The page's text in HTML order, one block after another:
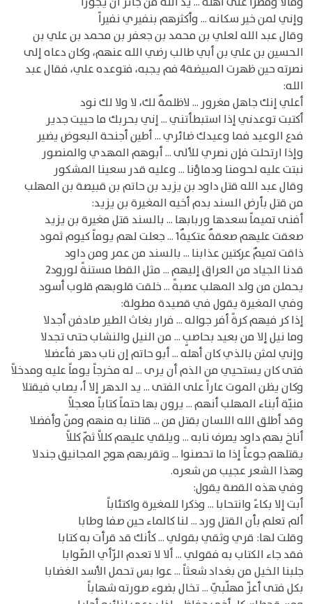
وإني لمن خير سكانه ... وأكثرهم بنفيري نفيراً
وقال عبد الله لعلي بن محمد بن جعفر بن محمد بن علي بن
الحسين بن علي بن أبي طالب رضي الله عنهم، وكان دعاه إلى
نصرته حين ظهرت المبيضة4 فم يجبه، فتوعده علي، فقال عبد
الله:
أعلي إنك جاهل مغرور ... لاظلمةٌ لك، لا ولا لك نود
أكتبت توعدني إذا استبطأتني ... إني بحربك ما حييت جدير
فدع الوعيد فما وعيدك ضائري ... أطين أجنحة البعوض يضير
وإذا ارتحلت فإن نصري للألى ... أبوهم المهدي والمنصور
نبتت عليه لحومنا ودماؤنا ... وعليه قدر سعينا المشكور
وقال عبد الله قتل داود بن يزيد بن حاتم بن قبيصة بن المهلب
من قتل بأرض السند بدم أخيه المغيرة بن يزيد:
أفنى تميماً سعدها وربابها ... بالسند قتل مغيرة بن يزيد
صعقت عليهم صعقةٌ عتكيةٌ1 ... جعلت لهم يوماً كيوم ثمود
ذاقت تميمٌ عركتين عذابنا ... بالسند من عمر ومن داود
قدنا الجياد من العراق إليهم ... مثل القطا مستنةً لورود2
يحملن من ولد المهلب عصبةً ... خلقت قلوبهم قلوب أسود
وفي المغيرة يقول في قصيدة مطولة:
إذا كر فيهم كرةً أفر جواله ... فرار بغاث الطير صادفن أجدلا
وما نيل إلا من بعيد بحاصبٍ ... من النيل والنشاب حتى تجدلا
وإني لمثن بالذي كان أهله ... أبو حاتم إن ناب دهر فأعضلا
فتى كان يستحيي من الذم أن يرى ... له مخرجاً يوماً عليه ومدخلاً
وكان يظن الموت عاراً على الفتى ... يد الدهر إلا أ، يصاب فيقتلا
منيّة أبناء المهلب أنهم ... يرون بها حتماً كتاباً معجلاً
وقد أطلق الله اللسان بقتل من ... قتلنا به منهم ومنّ وأفضلا
أناخ بهم داود يصرف نابه ... ويلقي عليهم كللاً ثمّ كللاً
يقتلهم جوعاً إذا ما تحصنوا ... وتقربهم هوج المجانيق جندلا
وهذا الشعر عجيب من شعره.
وفي هذه القصة يقول:
أبت إلا بكاءً وانتحابا ... وذكرا للمغيرة واكتئاباً
ألم تعلم بأن القتل ورد ... لنا كالماء حين صفا وطابا
وقلت لها: قري وثقي بقولي ... كأنك قد قرأت به كتابا
فقد جاء الكتاب به فقولي ... ألا لا تعدم الرّأي الصّوابا
جلبنا الخيل من بغداد شعثاً ... عوا بس تحمل الأسد الغضابا
بكل فتى أعزّ مهلّبيّ ... تخال بضوء صورته شهاباً